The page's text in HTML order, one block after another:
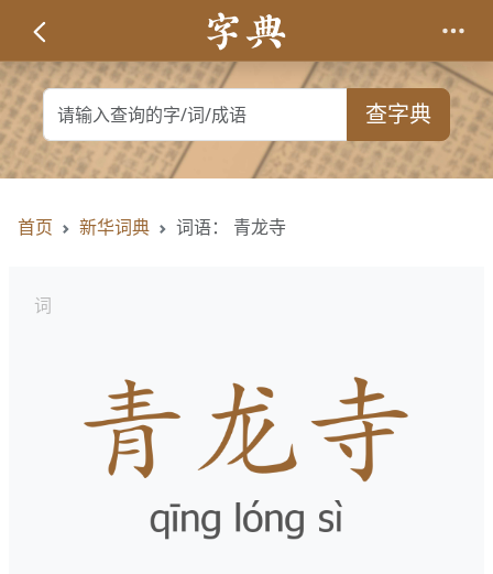
查字典
首页 新华词典 词语： 青龙寺
词